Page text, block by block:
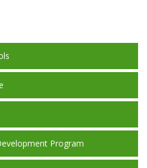
Program